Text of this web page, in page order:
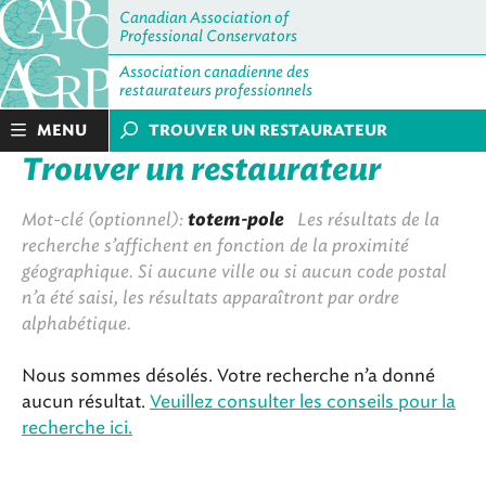
Canadian Association of
Professional Conservators
Association canadienne des
restaurateurs professionnels
MENU TROUVER UN RESTAURATEUR
Trouver un restaurateur
Mot-clé (optionnel): totem-pole Les résultats de la
recherche s’affichent en fonction de la proximité
géographique. Si aucune ville ou si aucun code postal
n’a été saisi, les résultats apparaîtront par ordre
alphabétique.
Nous sommes désolés. Votre recherche n’a donné
aucun résultat. Veuillez consulter les conseils pour la
recherche ici.